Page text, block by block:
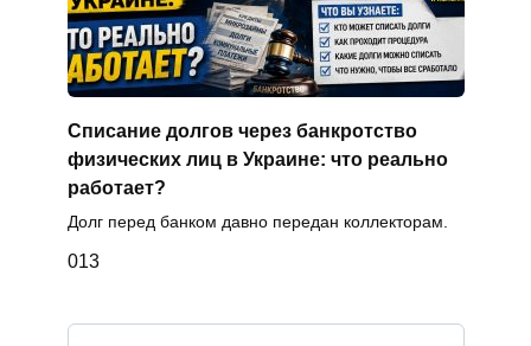
Списание долгов через банкротство
физических лиц в Украине: что реально
работает?
Долг перед банком давно передан коллекторам.
013